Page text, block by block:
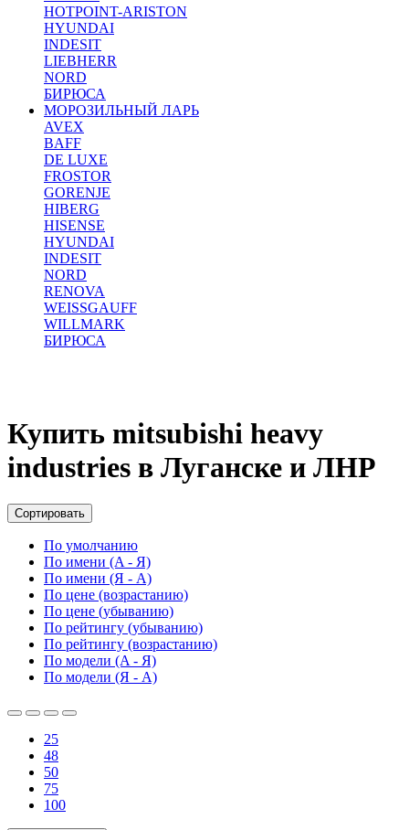
HOTPOINT-ARISTON
HYUNDAI
INDESIT
LIEBHERR
NORD
БИРЮСА
МОРОЗИЛЬНЫЙ ЛАРЬ
AVEX
BAFF
DE LUXE
FROSTOR
GORENJE
HIBERG
HISENSE
HYUNDAI
INDESIT
NORD
RENOVA
WEISSGAUFF
WILLMARK
БИРЮСА
Купить mitsubishi heavy
industries в Луганске и ЛНР
Сортировать
По умолчанию
По имени (A - Я)
По имени (Я - A)
По цене (возрастанию)
По цене (убыванию)
По рейтингу (убыванию)
По рейтингу (возрастанию)
По модели (A - Я)
По модели (Я - A)
25
48
50
75
100